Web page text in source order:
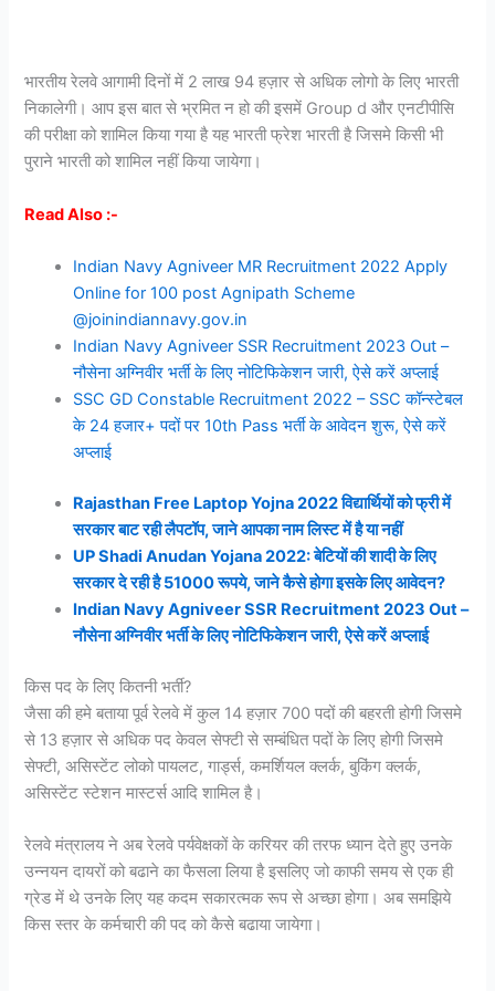
भारतीय रेलवे आगामी दिनों में 2 लाख 94 हज़ार से अधिक लोगो के लिए भारती
निकालेगी। आप इस बात से भ्रमित न हो की इसमें Group d और एनटीपीसि
की परीक्षा को शामिल किया गया है यह भारती फ्रेश भारती है जिसमे किसी भी
पुराने भारती को शामिल नहीं किया जायेगा।
Read Also :-
Indian Navy Agniveer MR Recruitment 2022 Apply
Online for 100 post Agnipath Scheme
@joinindiannavy.gov.in
Indian Navy Agniveer SSR Recruitment 2023 Out –
नौसेना अग्निवीर भर्ती के लिए नोटिफिकेशन जारी, ऐसे करें अप्लाई
SSC GD Constable Recruitment 2022 – SSC कॉन्स्टेबल
के 24 हजार+ पदों पर 10th Pass भर्ती के आवेदन शुरू, ऐसे करें
अप्लाई
Rajasthan Free Laptop Yojna 2022 विद्यार्थियों को फ्री में
सरकार बाट रही लैपटॉप, जाने आपका नाम लिस्ट में है या नहीं
UP Shadi Anudan Yojana 2022: बेटियों की शादी के लिए
सरकार दे रही है 51000 रूपये, जाने कैसे होगा इसके लिए आवेदन?
Indian Navy Agniveer SSR Recruitment 2023 Out –
नौसेना अग्निवीर भर्ती के लिए नोटिफिकेशन जारी, ऐसे करें अप्लाई
किस पद के लिए कितनी भर्ती?
जैसा की हमे बताया पूर्व रेलवे में कुल 14 हज़ार 700 पदों की बहरती होगी जिसमे
से 13 हज़ार से अधिक पद केवल सेफ्टी से सम्बंधित पदों के लिए होगी जिसमे
सेफ्टी, असिस्टेंट लोको पायलट, गार्ड्स, कमर्शियल क्लर्क, बुकिंग क्लर्क,
असिस्टेंट स्टेशन मास्टर्स आदि शामिल है।
रेलवे मंत्रालय ने अब रेलवे पर्यवेक्षकों के करियर की तरफ ध्यान देते हुए उनके
उन्नयन दायरों को बढाने का फैसला लिया है इसलिए जो काफी समय से एक ही
ग्रेड में थे उनके लिए यह कदम सकारत्मक रूप से अच्छा होगा। अब समझिये
किस स्तर के कर्मचारी की पद को कैसे बढाया जायेगा।